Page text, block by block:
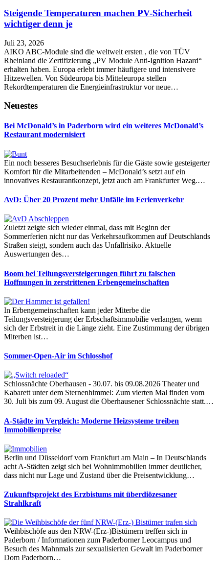
Steigende Temperaturen machen PV-Sicherheit
wichtiger denn je
Juli 23, 2026
AIKO ABC-Module sind die weltweit ersten , die von TÜV
Rheinland die Zertifizierung „PV Module Anti-Ignition Hazard“
erhalten haben. Europa erlebt immer häufigere und intensivere
Hitzewellen. Von Südeuropa bis Mitteleuropa stellen
Rekordtemperaturen die Energieinfrastruktur vor neue…
Neuestes
Bei McDonald’s in Paderborn wird ein weiteres McDonald’s
Restaurant modernisiert
Ein noch besseres Besuchserlebnis für die Gäste sowie gesteigerter
Komfort für die Mitarbeitenden – McDonald’s setzt auf ein
innovatives Restaurantkonzept, jetzt auch am Frankfurter Weg.…
AvD: Über 20 Prozent mehr Unfälle im Ferienverkehr
Zuletzt zeigte sich wieder einmal, dass mit Beginn der
Sommerferien nicht nur das Verkehrsaufkommen auf Deutschlands
Straßen steigt, sondern auch das Unfallrisiko. Aktuelle
Auswertungen des…
Boom bei Teilungsversteigerungen führt zu falschen
Hoffnungen in zerstrittenen Erbengemeinschaften
In Erbengemeinschaften kann jeder Miterbe die
Teilungsversteigerung der Erbschaftsimmobilie verlangen, wenn
sich der Erbstreit in die Länge zieht. Eine Zustimmung der übrigen
Miterben ist…
Sommer-Open-Air im Schlosshof
Schlossnächte Oberhausen - 30.07. bis 09.08.2026 Theater und
Kabarett unter dem Sternenhimmel: Zum vierten Mal finden vom
30. Juli bis zum 09. August die Oberhausener Schlossnächte statt.…
A-Städte im Vergleich: Moderne Heizsysteme treiben
Immobilienpreise
Berlin und Düsseldorf vorn Frankfurt am Main – In Deutschlands
acht A-Städten zeigt sich bei Wohnimmobilien immer deutlicher,
dass nicht nur Lage und Zustand über die Preisentwicklung…
Zukunftsprojekt des Erzbistums mit überdiözesaner
Strahlkraft
Weihbischöfe aus den NRW-(Erz-)Bistümern treffen sich in
Paderborn / Informationen zum Paderborner Leocampus und
Besuch des Mahnmals zur sexualisierten Gewalt im Paderborner
Dom Paderborn…